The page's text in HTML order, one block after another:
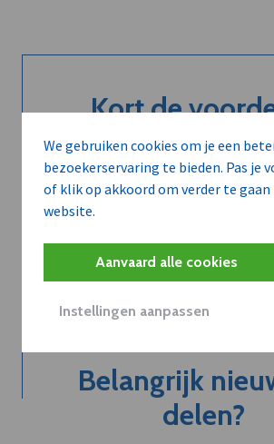
We gebruiken cookies om je een
bezoekerservaring te bieden. Pas je
of klik op akkoord om verder te gaan
website.
Aanvaard alle cookies
Instellingen aanpassen
Kort de
van een
Neem dVO Leads
Belangrijk
delen?